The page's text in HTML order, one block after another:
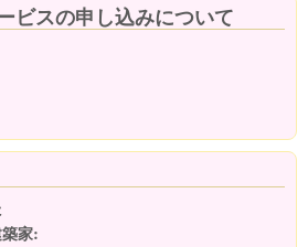
ビスの申し込みについて
家: